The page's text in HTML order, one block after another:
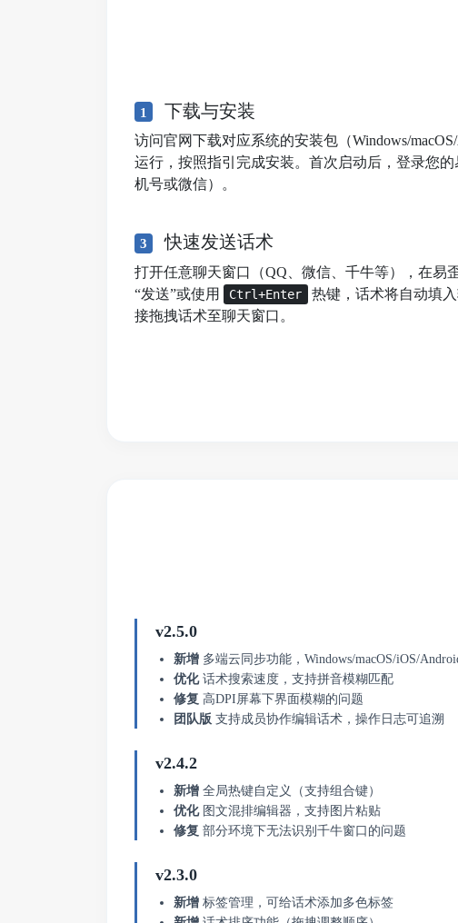
1 下载与安装
访问官网下载对应系统的安装包（Windows/
运行，按照指引完成安装。首次启动后，登录您
机号或微信）。
3 快速发送话术
打开任意聊天窗口（QQ、微信、千牛等），在易
“发送”或使用
Ctrl+Enter
热键，话术将自动填
接拖拽话术至聊天窗口。
v2.5.0
新增 多端云同步功能，Windows/macOS/iOS/
优化话术搜索速度，支持拼音模糊匹配
修复 高DPI屏幕下界面模糊的问题
团队版 支持成员协作编辑话术，操作日志可追溯
v2.4.2
新增 全局热键自定义（支持组合键）
优化图文混排编辑器，支持图片粘贴
修复 部分环境下无法识别千牛窗口的问题
v2.3.0
新增 标签管理，可给话术添加多色标签